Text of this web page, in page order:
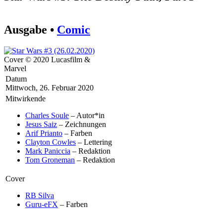
Ausgabe • Comic
Cover © 2020 Lucasfilm &
Marvel
Datum
Mittwoch, 26. Februar 2020
Mitwirkende
Charles Soule – Autor*in
Jesus Saiz – Zeichnungen
Arif Prianto – Farben
Clayton Cowles – Lettering
Mark Paniccia – Redaktion
Tom Groneman – Redaktion
Cover
RB Silva
Guru-eFX – Farben